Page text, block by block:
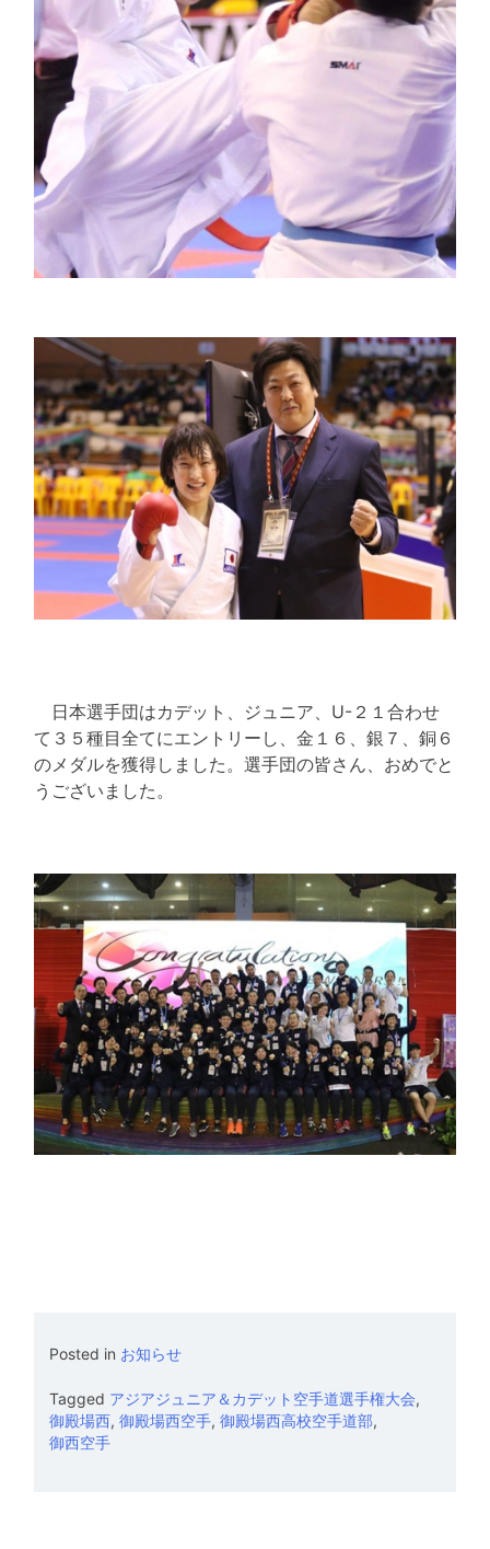
日本選手団はカデット、ジュニア、U-２１合わせ
て３５種目全てにエントリーし、金１６、銀７、銅６
のメダルを獲得しました。選手団の皆さん、おめでと
うございました。
Posted in お知らせ
Tagged アジアジュニア＆カデット空手道選手権大会,
御殿場西, 御殿場西空手, 御殿場西高校空手道部,
御西空手